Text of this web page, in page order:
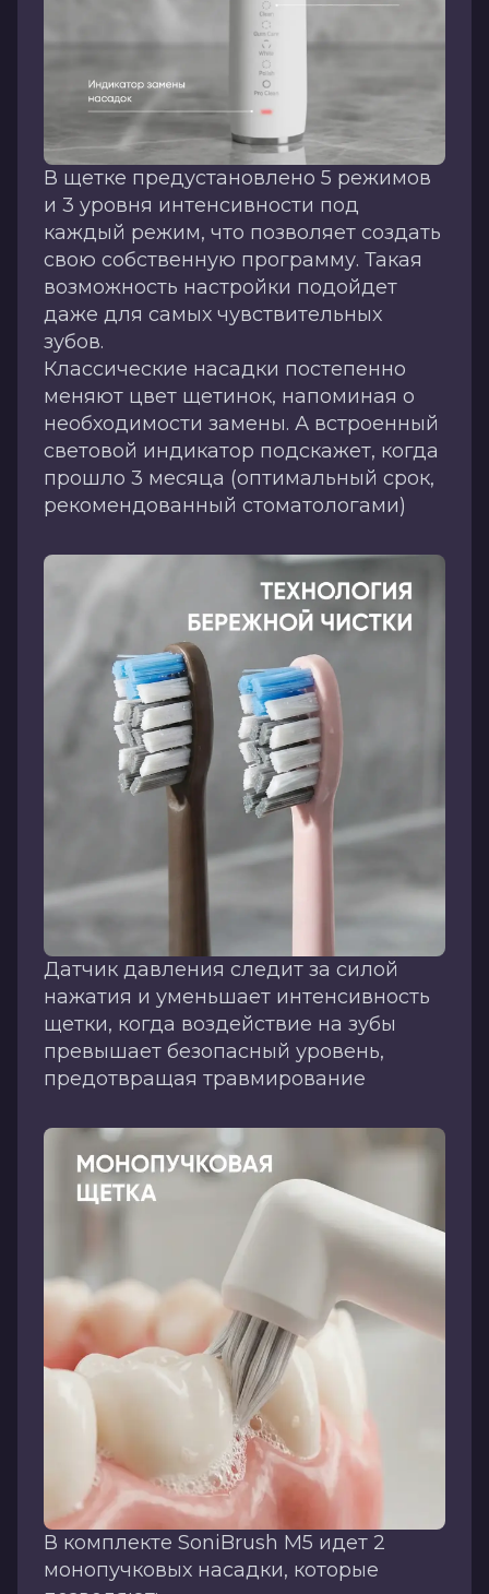
В щетке предустановлено 5 режимов
и 3 уровня интенсивности под
каждый режим, что позволяет создать
свою собственную программу. Такая
возможность настройки подойдет
даже для самых чувствительных
зубов.
Классические насадки постепенно
меняют цвет щетинок, напоминая о
необходимости замены. А встроенный
световой индикатор подскажет, когда
прошло 3 месяца (оптимальный срок,
рекомендованный стоматологами)
Датчик давления следит за силой
нажатия и уменьшает интенсивность
щетки, когда воздействие на зубы
превышает безопасный уровень,
В комплекте SoniBrush M5 идет 2
монопучковых насадки, которые